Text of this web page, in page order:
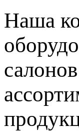
Наша